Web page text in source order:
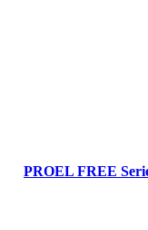
PROEL FREE